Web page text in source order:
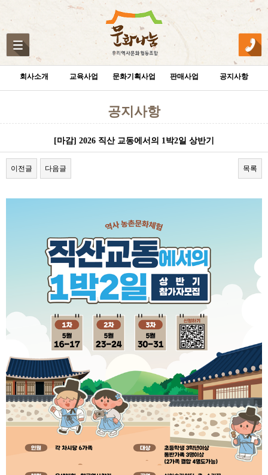
회사소개 교육사업 문화기획사업 판매사업 공지사항
공지사항
[마감] 2026 직산 교동에서의 1박2일 상반기
이전글 다음글 목록
본문